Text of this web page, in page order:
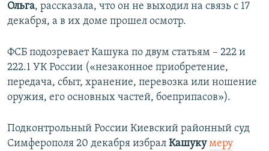
Ольга, рассказала, что он не выходил на связь с 17
декабря, а в их доме прошел осмотр.
ФСБ подозревает Кашука по двум статьям – 222 и
222.1 УК России («незаконное приобретение,
передача, сбыт, хранение, перевозка или ношение
оружия, его основных частей, боеприпасов»).
Подконтрольный России Киевский районный суд
Симферополя 20 декабря избрал Кашуку меру